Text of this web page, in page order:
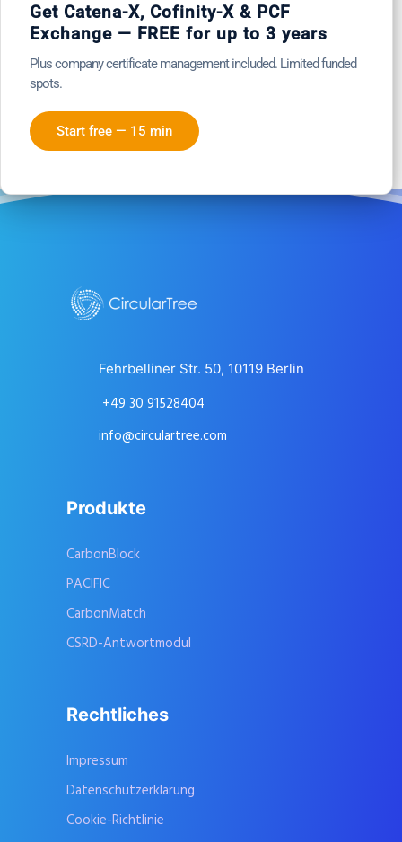
Fehrbelliner Str. 50, 10119 Berlin
+49 30 91528404
info@circulartree.com
Produkte
CarbonBlock
PACIFIC
CarbonMatch
CSRD-Antwortmodul
Rechtliches
Impressum
Datenschutzerklärung
Cookie-Richtlinie
Get Catena-X, Cofinity-X & PCF
Exchange — FREE for up to 3 years
Plus company certificate management included. Limited funded
spots.
Start free — 15 min